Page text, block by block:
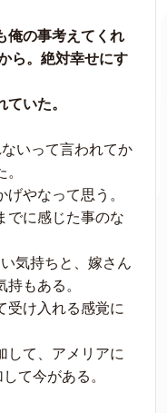
俺の事考えてくれ
ら。絶対幸せにす
いた。
いって言われてか
やなって思う。
でに感じた事のな
気持ちと、嫁さん
持もある。
受け入れる感覚に
して、アメリアに
て今がある。